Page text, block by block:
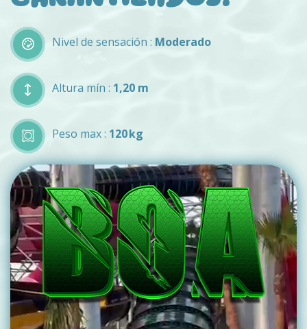
Nivel de sensación : Moderado
Altura mín : 1,20 m
Peso max : 120 kg